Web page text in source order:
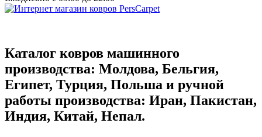
Каталог ковров машинного
производства: Молдова, Бельгия,
Египет, Турция, Польша и ручной
работы производства: Иран, Пакистан,
Индия, Китай, Непал.